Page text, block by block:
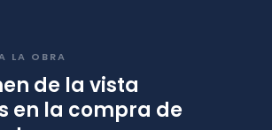
LA OBRA
de la vista
en la compra de